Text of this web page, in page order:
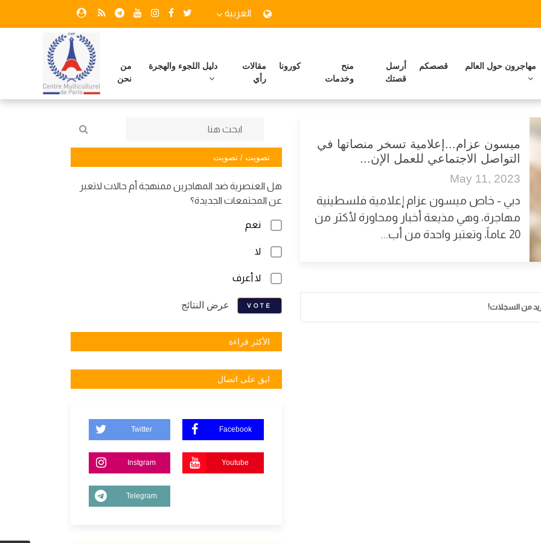
العربية
مهاجرون حول العالم قصصكم
أرسل
قصتك
منح
وخدمات
كورونا
مقالات
رأي
دليل اللجوء والهجرة
من
نحن
ميسون عزام...إعلامية تسخر منصاتها في
التواصل الاجتماعي للعمل الإن...
May 11, 2023
دبي - خاص ميسون عزام إعلامية فلسطينية
مهاجرة، وهي مذيعة أخبار ومحاورة لأكثر من
20 عاماً، وتعتبر واحدة من أب...
من السجلات!
تصويت / تصويت
هل العنصرية ضد المهاجرين ممنهجة أم حالات لاتعبر
عن المجتمعات الجديدة؟
نعم
لا
لا أعرف
VOTE عرض النتائج
الأكثر قراءة
ابق على اتصال
Twitter Facebook
Instgram Youtube
Telegram